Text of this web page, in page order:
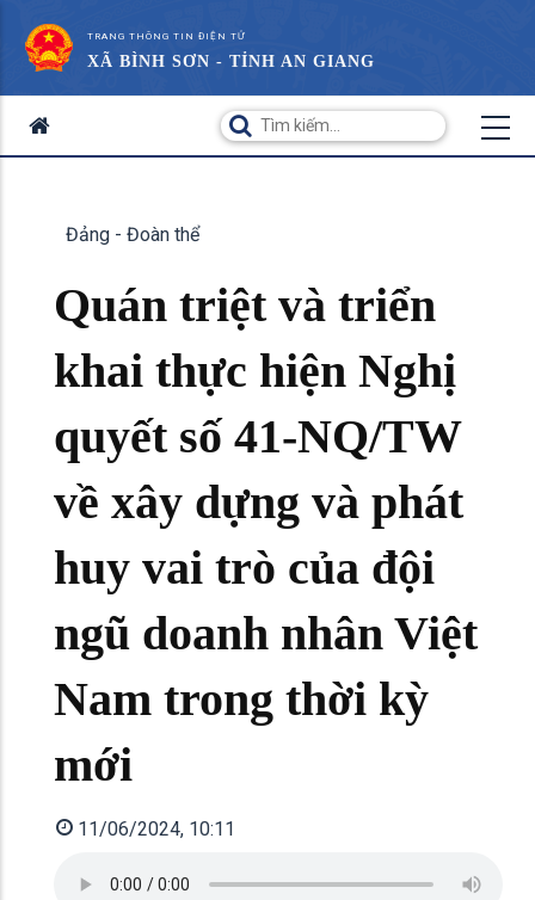
TRANG THÔNG TIN ĐIỆN TỬ
XÃ BÌNH SƠN - TỈNH AN GIANG
Đảng - Đoàn thể
Quán triệt và triển
khai thực hiện Nghị
quyết số 41-NQ/TW
về xây dựng và phát
huy vai trò của đội
ngũ doanh nhân Việt
Nam trong thời kỳ
mới
11/06/2024, 10:11